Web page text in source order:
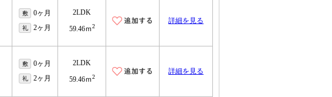
敷 0ヶ月
礼 2ヶ月
2LDK
59.46ｍ2
詳細を見る
敷 0ヶ月
礼 2ヶ月
2LDK
59.46ｍ2
詳細を見る